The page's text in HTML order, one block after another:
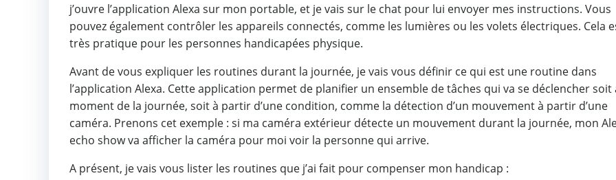
j’ouvre l’application Alexa sur mon portable, et je vais sur le chat pour lui envoyer mes instructions. Vous
pouvez également contrôler les appareils connectés, comme les lumières ou les volets électriques. Cela
très pratique pour les personnes handicapées physique.
Avant de vous expliquer les routines durant la journée, je vais vous définir ce qui est une routine dans
l’application Alexa. Cette application permet de planifier un ensemble de tâches qui va se déclencher soit
moment de la journée, soit à partir d’une condition, comme la détection d’un mouvement à partir d’une
caméra. Prenons cet exemple : si ma caméra extérieur détecte un mouvement durant la journée, mon
echo show va afficher la caméra pour moi voir la personne qui arrive.
A présent, je vais vous lister les routines que j’ai fait pour compenser mon handicap :